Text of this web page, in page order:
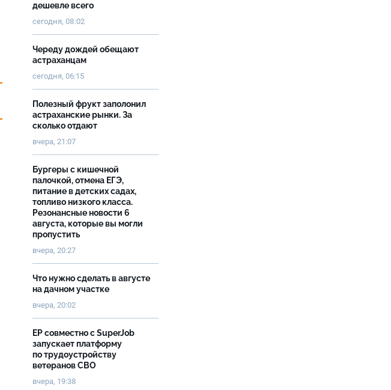
дешевле всего
сегодня, 08:02
Череду дождей обещают
астраханцам
сегодня, 06:15
Полезный фрукт заполонил
астраханские рынки. За
сколько отдают
вчера, 21:07
Бургеры с кишечной
палочкой, отмена ЕГЭ,
питание в детских садах,
топливо низкого класса.
Резонансные новости 6
августа, которые вы могли
пропустить
вчера, 20:27
Что нужно сделать в августе
на дачном участке
вчера, 20:02
ЕР совместно с SuperJob
запускает платформу
по трудоустройству
ветеранов СВО
вчера, 19:38